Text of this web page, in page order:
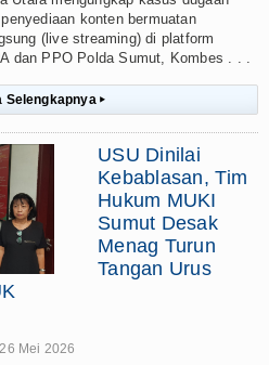
konten bermuatan
(live streaming) di platform
dan PPO Polda Sumut, Kombes . . .
Selengkapnya ▸
USU Dinilai
Kebablasan, Tim
Hukum MUKI
Sumut Desak
Menag Turun
Tangan Urus
Mei 2026